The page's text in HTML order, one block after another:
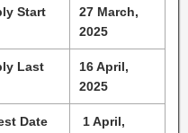
Start
27 March,
2025
Last
16 April,
2025
Date
1 April,